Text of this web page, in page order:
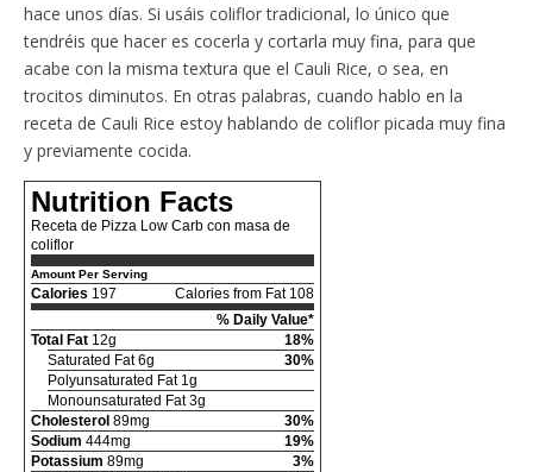
hace unos días. Si usáis coliflor tradicional, lo único que
tendréis que hacer es cocerla y cortarla muy fina, para que
acabe con la misma textura que el Cauli Rice, o sea, en
trocitos diminutos. En otras palabras, cuando hablo en la
receta de Cauli Rice estoy hablando de coliflor picada muy fina
y previamente cocida.
Nutrition Facts
Receta de Pizza Low Carb con masa de
coliflor
Amount Per Serving
Calories 197
Calories from Fat 108
% Daily Value*
Total Fat 12g
18%
Saturated Fat 6g
30%
Polyunsaturated Fat 1g
Monounsaturated Fat 3g
Cholesterol 89mg
30%
Sodium 444mg
19%
Potassium 89mg
3%